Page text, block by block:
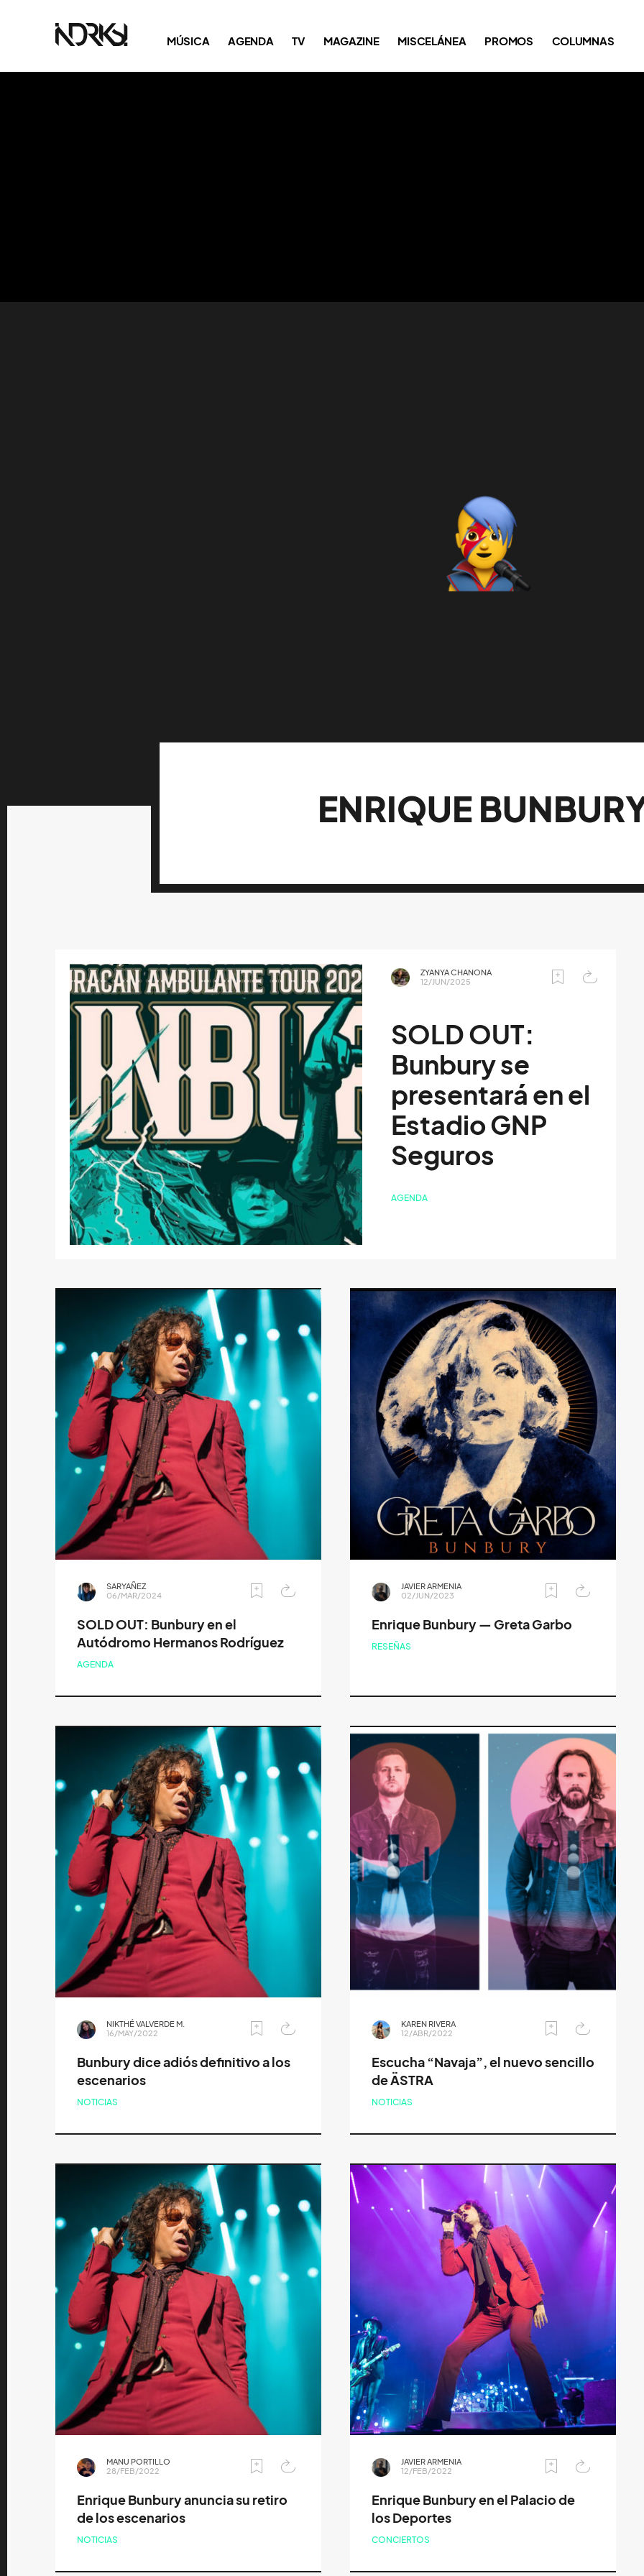
MÚSICA AGENDA TV MAGAZINE MISCELÁNEA PROMOS COLUMNAS
ENRIQUE
ZYANYA CHANONA
12/JUN/2025
SOLD OUT:
Bunbury se
presentará en el
Estadio GNP
Seguros
AGENDA
SARYAÑEZ
06/MAR/2024
SOLD OUT: Bunbury en el
Autódromo Hermanos Rodríguez
AGENDA
JAVIER ARMENIA
02/JUN/2023
Enrique Bunbury — Greta Garbo
RESEÑAS
NIKTHÉ VALVERDE M.
16/MAY/2022
Bunbury dice adiós definitivo a los
escenarios
NOTICIAS
KAREN RIVERA
12/ABR/2022
Escucha “Navaja”, el nuevo sencillo
de ÄSTRA
NOTICIAS
MANU PORTILLO
28/FEB/2022
Enrique Bunbury anuncia su retiro
de los escenarios
NOTICIAS
JAVIER ARMENIA
12/FEB/2022
Enrique Bunbury en el Palacio de
los Deportes
CONCIERTOS